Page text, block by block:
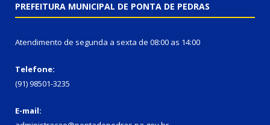
PREFEITURA MUNICIPAL DE PONTA DE PEDRAS
Atendimento de segunda a sexta de 08:00 as 14:00
Telefone:
(91) 98501-3235
E-mail: